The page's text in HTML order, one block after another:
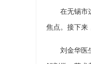
在无锡市
焦点。接下来
刘金华医